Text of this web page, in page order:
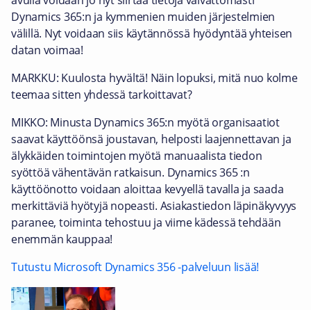
Dynamics 365:n ja kymmenien muiden järjestelmien
välillä. Nyt voidaan siis käytännössä hyödyntää yhteisen
datan voimaa!
MARKKU: Kuulosta hyvältä! Näin lopuksi, mitä nuo kolme
teemaa sitten yhdessä tarkoittavat?
MIKKO: Minusta Dynamics 365:n myötä organisaatiot
saavat käyttöönsä joustavan, helposti laajennettavan ja
älykkäiden toimintojen myötä manuaalista tiedon
syöttöä vähentävän ratkaisun. Dynamics 365 :n
käyttöönotto voidaan aloittaa kevyellä tavalla ja saada
merkittäviä hyötyjä nopeasti. Asiakastiedon läpinäkyvyys
paranee, toiminta tehostuu ja viime kädessä tehdään
enemmän kauppaa!
Tutustu Microsoft Dynamics 356 -palveluun lisää!